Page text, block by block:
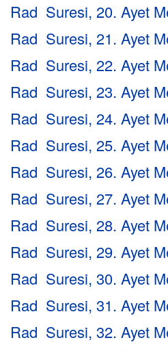
Rad Suresi, 20. Ayet
Rad Suresi, 21. Ayet
Rad Suresi, 22. Ayet
Rad Suresi, 23. Ayet
Rad Suresi, 24. Ayet
Rad Suresi, 25. Ayet
Rad Suresi, 26. Ayet
Rad Suresi, 27. Ayet
Rad Suresi, 28. Ayet
Rad Suresi, 29. Ayet
Rad Suresi, 30. Ayet
Rad Suresi, 31. Ayet
Rad Suresi, 32. Ayet